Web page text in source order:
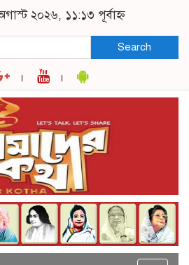
২০২৬, ১১:১৩ পূর্বাহ্ন
Search